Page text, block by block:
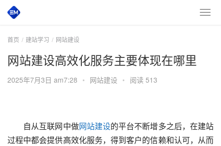
首页 建站学习 网站建设
网站建设高效化服务主要体现在哪里
2025年7月3日 am7:28 • 网站建设 • 阅读 513
自从互联网中做网站建设的平台不断增多之后，在建站
过程中都会提供高效化服务，得到客户的信赖和认可，从而